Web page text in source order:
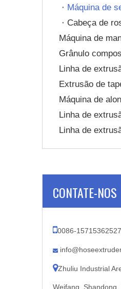
CONTATE-NOS
0086-15715362527

Zhuliu Industrial
Weifang, Shandong,